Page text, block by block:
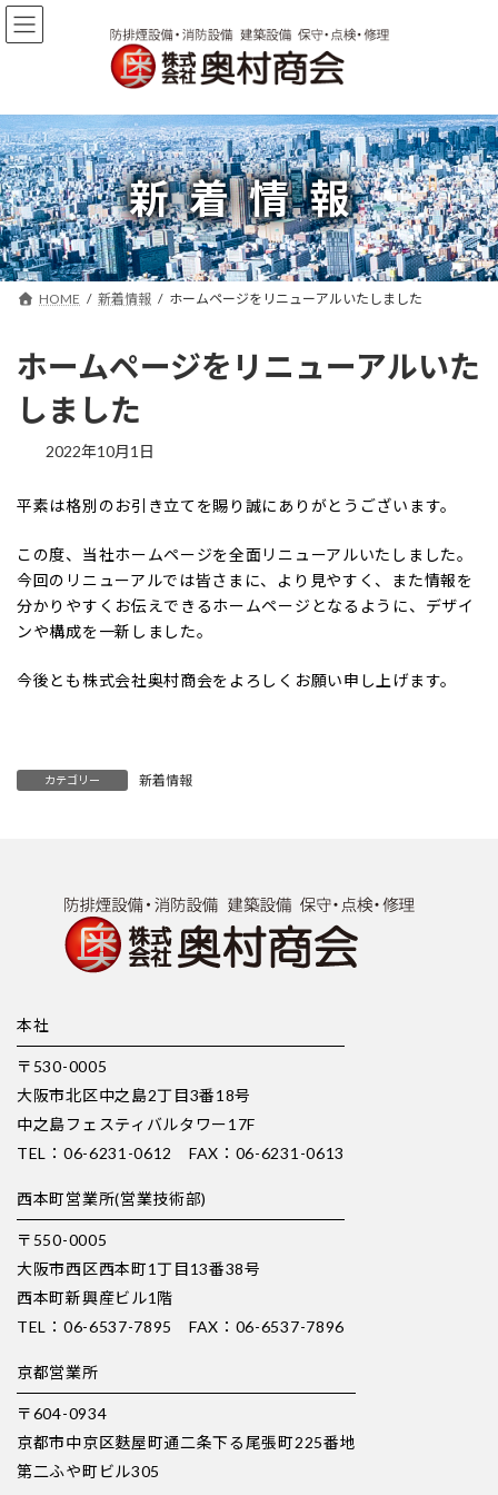
コ
ン
へ
ス
キ
ッ
プ
ナ
ビ
ョ
ン
に
移
動
新着情報
HOME 新着情報 ホームページをリニューアルいたしました
ホームページをリニューアルいた
しました
2022年10月1日
平素は格別のお引き立てを賜り誠にありがとうございます。
この度、当社ホームページを全面リニューアルいたしました。
今回のリニューアルでは皆さまに、より見やすく、また情報を
分かりやすくお伝えできるホームページとなるように、デザイ
ンや構成を一新しました。
今後とも株式会社奥村商会をよろしくお願い申し上げます。
カテゴリー 新着情報
本社
〒530-0005
大阪市北区中之島2丁目3番18号
中之島フェスティバルタワー17F
TEL：06-6231-0612 FAX：06-6231-0613
西本町営業所(営業技術部)
〒550-0005
大阪市西区西本町1丁目13番38号
西本町新興産ビル1階
TEL：06-6537-7895 FAX：06-6537-7896
京都営業所
〒604-0934
京都市中京区麩屋町通二条下る尾張町225番地
第二ふや町ビル305